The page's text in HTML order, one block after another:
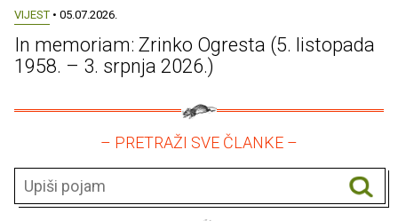
VIJEST • 05.07.2026.
In memoriam: Zrinko Ogresta (5. listopada
1958. – 3. srpnja 2026.)
– PRETRAŽI SVE ČLANKE –